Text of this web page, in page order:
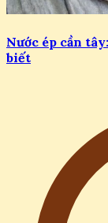
Nước ép cần
biết